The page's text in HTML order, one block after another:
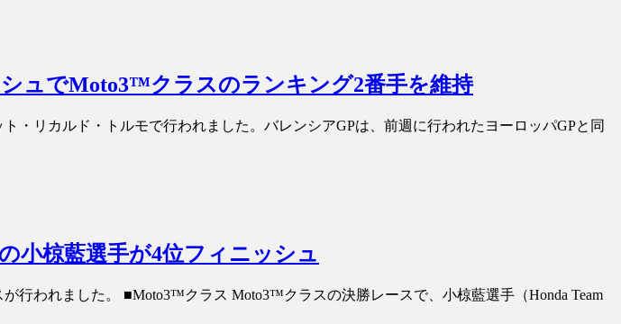
ュでMoto3™クラスのランキング2番手を維持
・リカルド・トルモで行われました。バレンシアGPは、前週に行われたヨーロッパGPと同
小椋藍選手が4位フィニッシュ
行われました。 ■Moto3™クラス Moto3™クラスの決勝レースで、小椋藍選手（Honda Team